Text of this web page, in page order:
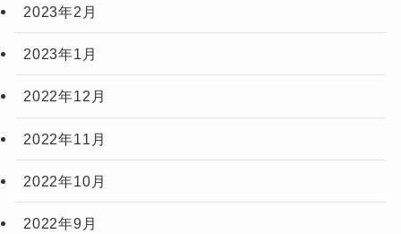
2023年2月
2023年1月
2022年12月
2022年11月
2022年10月
2022年9月